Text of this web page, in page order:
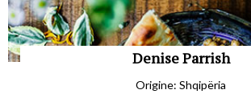
Denise Parrish
Origine: Shqipëria